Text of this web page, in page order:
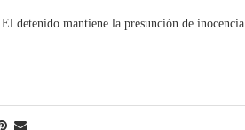
detenido mantiene la presunción de inocencia